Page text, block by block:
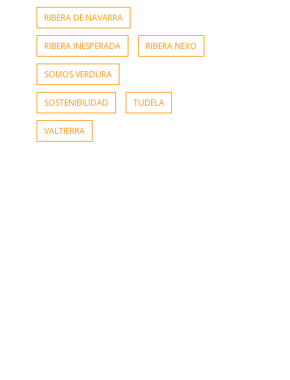
RIBERA DE NAVARRA
RIBERA INESPERADA RIBERA NEXO
SOMOS VERDURA
SOSTENIBILIDAD TUDELA
VALTIERRA